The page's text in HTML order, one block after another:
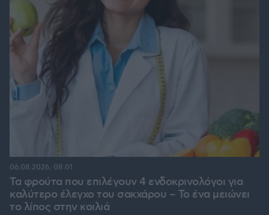
Τα φρούτα που επιλέγουν 4 ενδοκρινολόγοι για
καλύτερο έλεγχο του σακχάρου – Το ένα μειώνει
το λίπος στην κοιλιά
06.08.2026, 08:01